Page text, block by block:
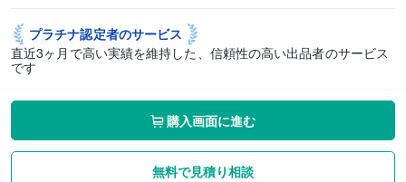
プラチナ認定者のサービス
直近3ヶ月で高い実績を維持した、信頼性の高い出品者のサービス
です
購入画面に進む
無料で見積り相談